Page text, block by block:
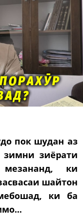
пок шудан аз
зиёрати
ки
шайтон
ки ба